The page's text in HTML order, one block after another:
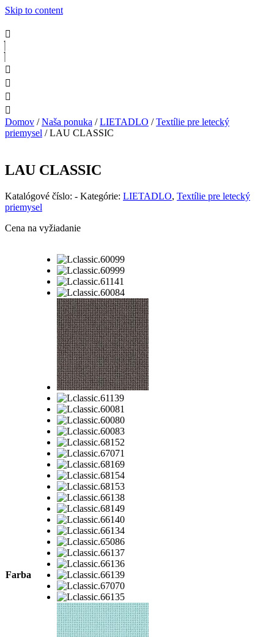
Skip to content
Domov /Naša ponuka /LIETADLO /Textílie pre letecký
priemysel / LAU CLASSIC
LAU CLASSIC
Katalógové číslo: - Kategórie: LIETADLO, Textílie pre letecký
priemysel
Cena na vyžiadanie
Farba